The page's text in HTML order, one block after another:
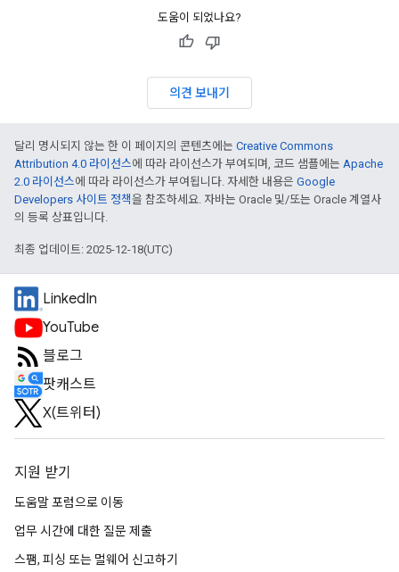
도움이 되었나요?
의견 보내기
달리 명시되지 않는 한 이 페이지의 콘텐츠에는 Creative Commons
Attribution 4.0 라이선스에 따라 라이선스가 부여되며, 코드 샘플에는 Apache
2.0 라이선스에 따라 라이선스가 부여됩니다. 자세한 내용은 Google
Developers 사이트 정책을 참조하세요. 자바는 Oracle 및/또는 Oracle 계열사
의 등록 상표입니다.
최종 업데이트: 2025-12-18(UTC)
LinkedIn
YouTube
블로그
팟캐스트
X(트위터)
지원 받기
도움말 포럼으로 이동
업무 시간에 대한 질문 제출
스팸, 피싱 또는 멀웨어 신고하기